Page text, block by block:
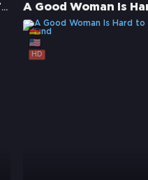
A Christmas Prince - The Royal Baby
HD